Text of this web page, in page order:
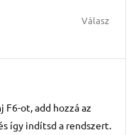
Válasz
F6-ot, add hozzá az
így indítsd a rendszert.